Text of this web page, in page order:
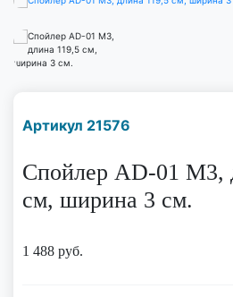
Артикул 21576
Спойлер AD-01 M3,
см, ширина 3 см.
1 488 руб.